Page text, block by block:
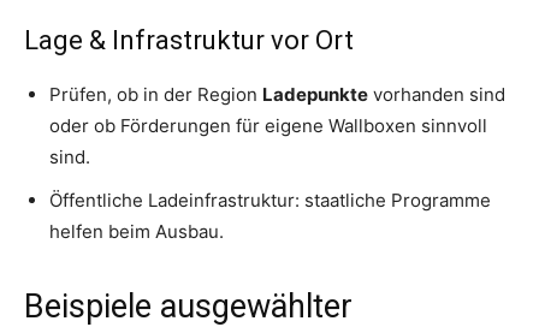
Lage & Infrastruktur vor Ort
Prüfen, ob in der Region Ladepunkte vorhanden sind
oder ob Förderungen für eigene Wallboxen sinnvoll
sind.
Öffentliche Ladeinfrastruktur: staatliche Programme
helfen beim Ausbau.
Beispiele ausgewählter